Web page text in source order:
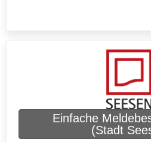
Einfache
(Stadt